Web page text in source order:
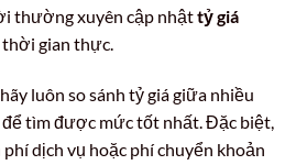
thường xuyên cập nhậttỷ giá
gian thực.
luôn so sánh tỷ giá giữa nhiều
để tìm được mức tốt nhất. Đặc biệt,
dịch vụ hoặc phí chuyển khoản